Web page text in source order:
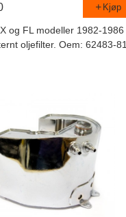
Kjøp
og FL modeller 1982-1986
oljefilter. Oem: 62483-81